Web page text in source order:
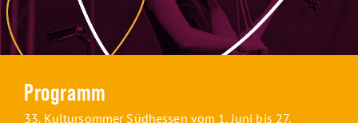
Programm
33. Kultursommer Südhessen vom 1. Juni bis 27.